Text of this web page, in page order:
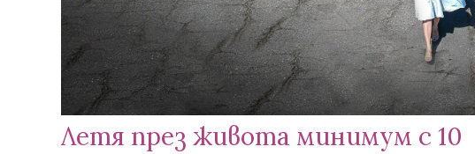
Летя през живота минимум с 10